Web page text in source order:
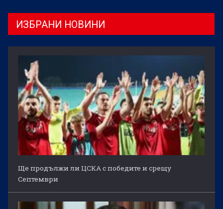
ИЗБРАНИ НОВИНИ
Ще продължи ли ЦСКА с победите и срещу
Септември